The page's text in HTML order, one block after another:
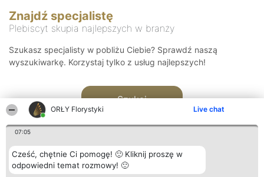
ORŁY Florystyki Live chat
07:05
Cześć, chętnie Ci pomogę! 🙂 Kliknij proszę w
odpowiedni temat rozmowy! 🙂
Znajdź specjalistę
Plebiscyt skupia najlepszych w branży
Szukasz specjalisty w pobliżu Ciebie? Sprawdź naszą
wyszukiwarkę. Korzystaj tylko z usług najlepszych!
Szukaj